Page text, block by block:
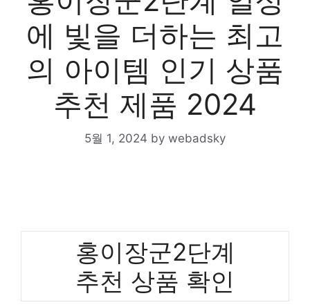
에 빛을 더하는 최고
의 아이템 인기 상품
추천 제품 2024
5월 1, 2024 by webadsky
홍이장군2단계
추천 상품 확인